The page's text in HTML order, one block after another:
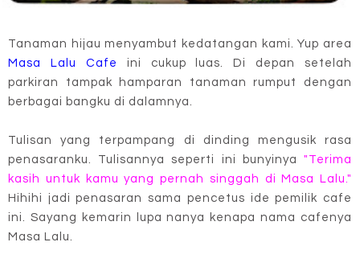
Tanaman hijau menyambut kedatangan kami. Yup area
Masa Lalu Cafe
ini cukup luas. Di depan setelah
parkiran tampak hamparan tanaman rumput dengan
berbagai bangku di dalamnya.
Tulisan yang terpampang di dinding mengusik rasa
penasaranku. Tulisannya seperti ini bunyinya "Terima
kasih untuk kamu yang pernah singgah di Masa Lalu."
Hihihi jadi penasaran sama pencetus ide pemilik cafe
ini. Sayang kemarin lupa nanya kenapa nama cafenya
Masa Lalu.